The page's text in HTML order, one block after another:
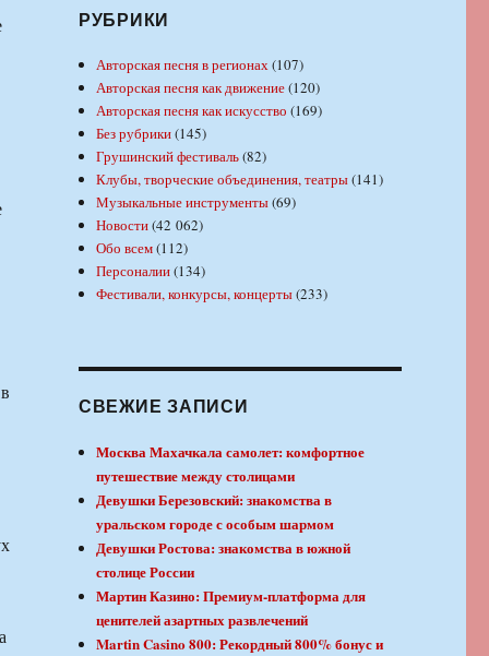
РУБРИКИ
Авторская песня в регионах(107)
Авторская песня как движение(120)
Авторская песня как искусство (169)
Без рубрики(145)
Грушинский фестиваль(82)
Клубы, творческие объединения, театры(141)
Музыкальные инструменты(69)
Новости(42 062)
Обо всем(112)
Персоналии(134)
Фестивали, конкурсы, концерты(233)
СВЕЖИЕ ЗАПИСИ
Москва Махачкала самолет: комфортное
путешествие между столицами
Девушки Березовский: знакомства в
уральском городе с особым шармом
Девушки Ростова: знакомства в южной
столице России
Мартин Казино: Премиум-платформа для
ценителей азартных развлечений
Martin Casino 800: Рекордный 800% бонус и